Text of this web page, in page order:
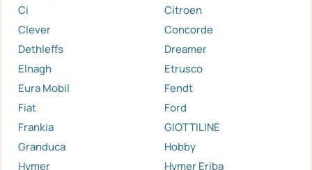
Ci
Citroen
Clever
Concorde
Dethleffs
Dreamer
Elnagh
Etrusco
Eura Mobil
Fendt
Fiat
Ford
Frankia
GIOTTILINE
Granduca
Hobby
Hymer
Hymer Eriba